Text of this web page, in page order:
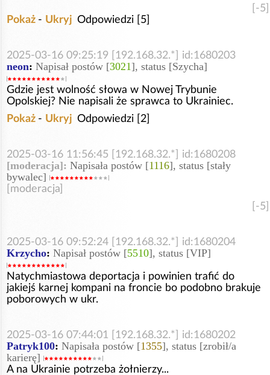
[-5]
Pokaż - Ukryj Odpowiedzi [5]
2025-03-16 09:25:19 [192.168.32.*] id:1680203
neon: Napisał postów [3021], status [Szycha]
Gdzie jest wolność słowa w Nowej Trybunie
Opolskiej? Nie napisali że sprawca to Ukrainiec.
Pokaż - Ukryj Odpowiedzi [2]
2025-03-16 11:56:45 [192.168.32.*] id:1680208
[moderacja]: Napisała postów [1116], status [stały
bywalec]
[moderacja]
[-5]
2025-03-16 09:52:24 [192.168.32.*] id:1680204
Krzycho: Napisał postów [5510], status [VIP]
Natychmiastowa deportacja i powinien trafić do
jakiejś karnej kompani na froncie bo podobno brakuje
poborowych w ukr.
2025-03-16 07:44:01 [192.168.32.*] id:1680202
Patryk100: Napisała postów [1355], status [zrobił/a
karierę]
A na Ukrainie potrzeba żołnierzy...